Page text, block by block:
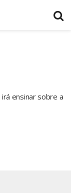
irá ensinar sobre a